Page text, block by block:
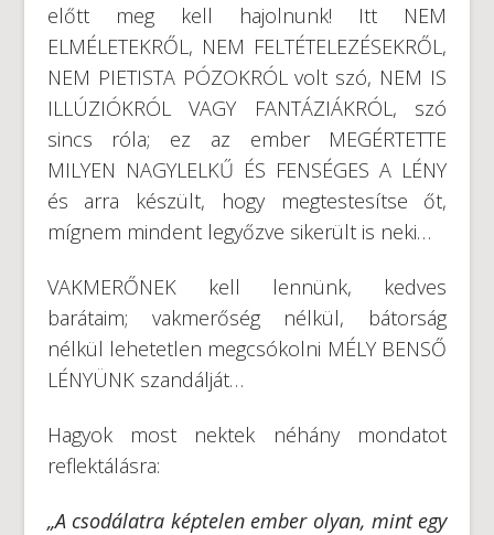
előtt meg kell hajolnunk! Itt NEM
ELMÉLETEKRŐL, NEM FELTÉTELEZÉSEKRŐL,
NEM PIETISTA PÓZOKRÓL volt szó, NEM IS
ILLÚZIÓKRÓL VAGY FANTÁZIÁKRÓL, szó
sincs róla; ez az ember MEGÉRTETTE
MILYEN NAGYLELKŰ ÉS FENSÉGES A LÉNY
és arra készült, hogy megtestesítse őt,
mígnem mindent legyőzve sikerült is neki…
VAKMERŐNEK kell lennünk, kedves
barátaim; vakmerőség nélkül, bátorság
nélkül lehetetlen megcsókolni MÉLY BENSŐ
LÉNYÜNK szandálját…
Hagyok most nektek néhány mondatot
reflektálásra:
„A csodálatra képtelen ember olyan, mint egy